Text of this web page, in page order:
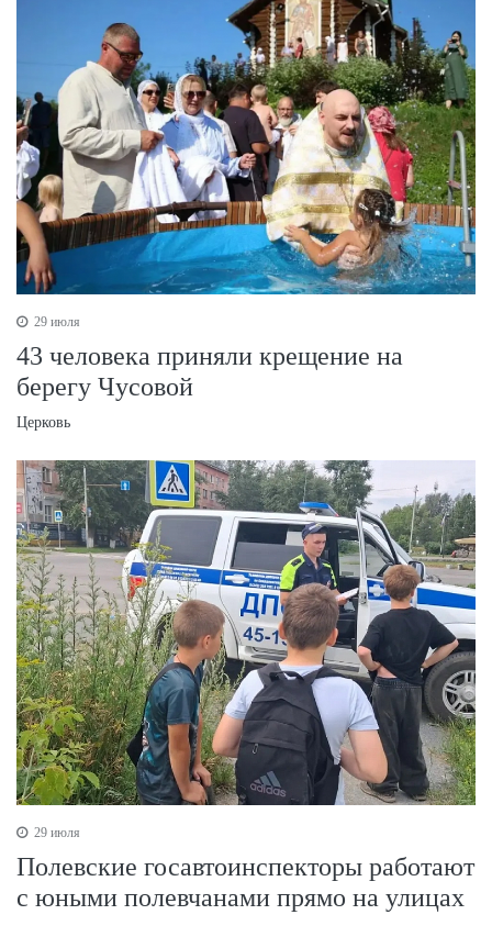
29 июля
43 человека приняли крещение на
берегу Чусовой
Церковь
29 июля
Полевские госавтоинспекторы работают
с юными полевчанами прямо на улицах